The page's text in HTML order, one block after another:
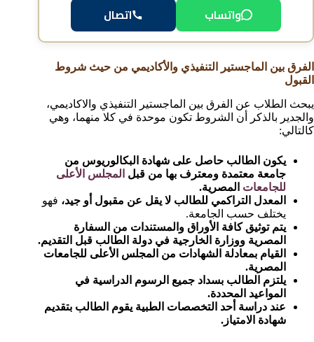
واتساب اتصال
الفرق بين الماجستير التنفيذي والأكاديمي من حيث شروط
القبول
يبحث الطلاب عن الفرق بين الماجستير التنفيذي والاكاديمي،
والجدير بالذكر أن الشروط تكون موحدة في كلا منهما، وهي
كالتالي:
يكون الطالب حاصل على شهادة البكالوريوس من
جامعة معتمدة ومعترف بها من قبل المجلس الأعلى
للجامعات المصرية.
المعدل التراكمي للطالب لا يقل عن مقبول أو جيد، فهو
يختلف حسب الجامعة.
يتم توثيق كافة الأوراق والمستندات من السفارة
المصرية ووزارة الخارجية في دولة الطالب قبل التقديم.
القيام بمعادلة الشهادات من المجلس الأعلى للجامعات
المصرية.
يلتزم الطالب بسداد جميع الرسوم الدراسية في
المواعيد المحددة.
عند دراسة أحد التخصصات الطبية يقوم الطالب بتقديم
شهادة الامتياز.